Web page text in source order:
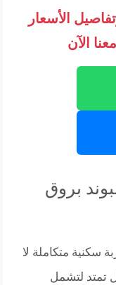
الأسعار
الآن
بروق
سكنية متكاملة لا
تمتد لتشمل